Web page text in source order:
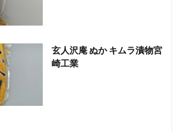
玄人沢庵 ぬか キムラ漬物宮
崎工業